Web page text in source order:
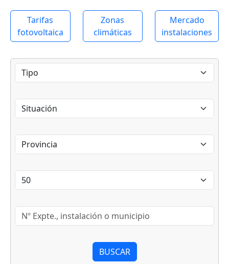
Tarifas
fotovoltaica
Zonas
climáticas
Mercado
instalaciones
BUSCAR